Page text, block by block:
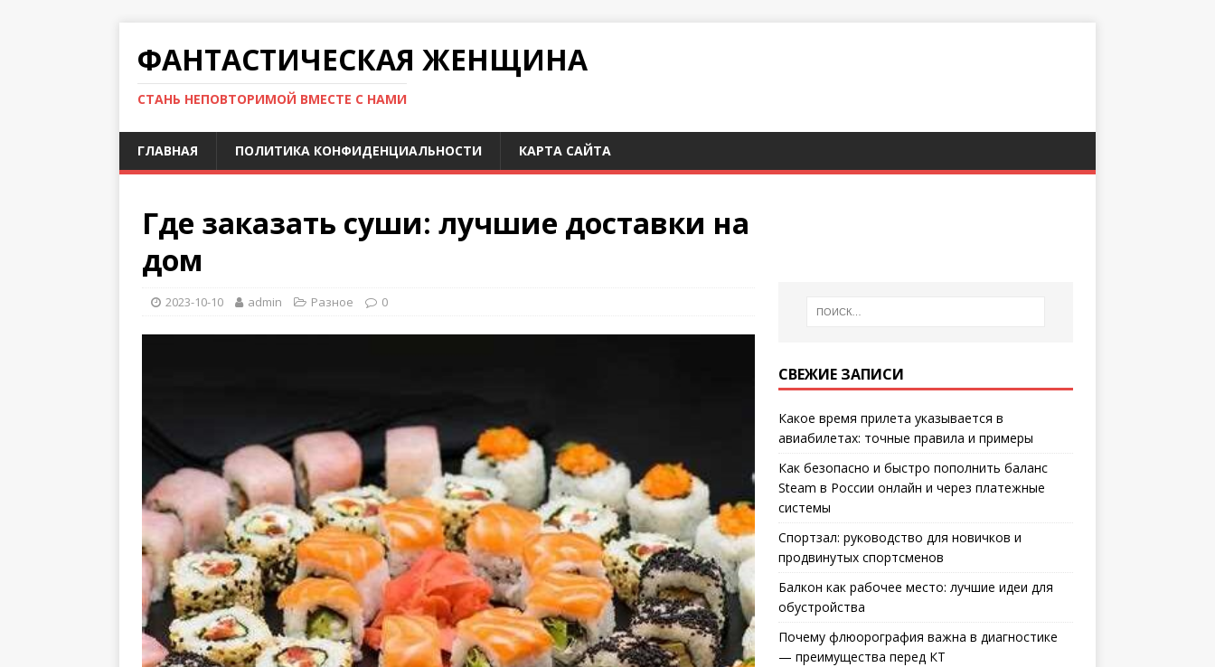
ФАНТАСТИЧЕСКАЯ ЖЕНЩИНА
СТАНЬ НЕПОВТОРИМОЙ ВМЕСТЕ С НАМИ
ГЛАВНАЯ ПОЛИТИКА КОНФИДЕНЦИАЛЬНОСТИ КАРТА САЙТА
Где заказать суши: лучшие доставки на
дом
2023-10-10 admin Разное 0
СВЕЖИЕ ЗАПИСИ
Какое время прилета указывается в
авиабилетах: точные правила и примеры
Как безопасно и быстро пополнить баланс
Steam в России онлайн и через платежные
системы
Спортзал: руководство для новичков и
продвинутых спортсменов
Балкон как рабочее место: лучшие идеи для
обустройства
Почему флюорография важна в диагностике
— преимущества перед КТ